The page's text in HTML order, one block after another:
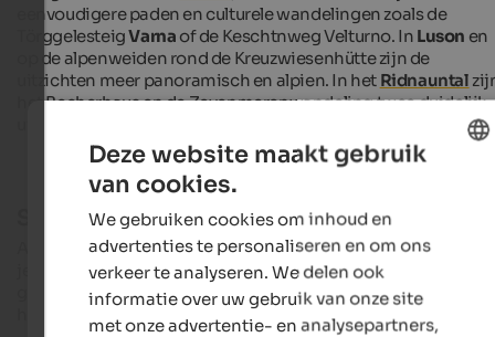
eenvoudigere paden en culturele wandelingen zoals de
TörggelesteigVarna of de Keschtnweg Velturno. In Luson en
op de alpenweiden rond de Kreuzwiesenhütte zijn de
uitzichten meer panoramisch en alpien. In het Ridnauntal
het Becherhaus en de Zevenmerenwandeling twee duidelijk
Schilderachtige wandelingen in het
Als je op zoek bent naar wandelingen in het Eisacktal, dan
je hier tochten voor de meest uiteenlopende eisen, van
gemakkelijke tochten langs meren en alpenweiden tot
hoogalpiene bestemmingen. Voorbeelden
Deze website maakt gebruik
van cookies.
We gebruiken cookies om inhoud en
advertenties te personaliseren en om ons
verkeer te analyseren. We delen ook
informatie over uw gebruik van onze site
met onze advertentie- en analysepartners,